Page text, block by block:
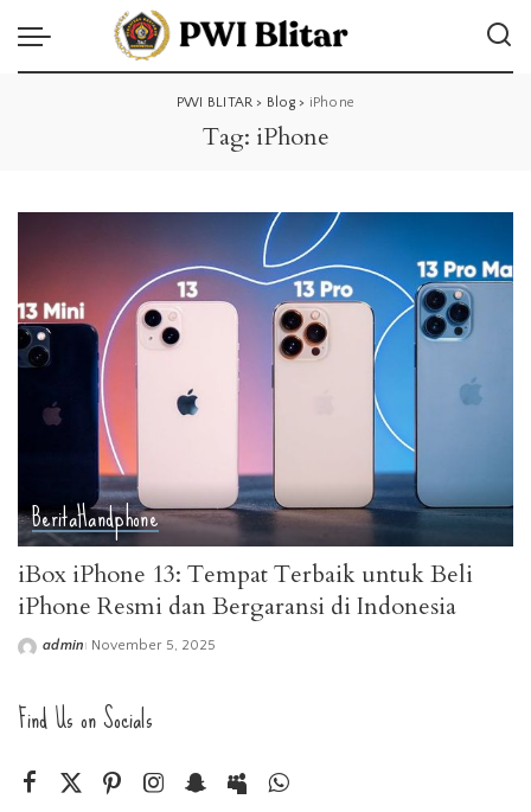
PWI BLITAR > Blog> iPhone
Tag: iPhone
BeritaHandphone
iBox iPhone 13: Tempat Terbaik untuk Beli
iPhone Resmi dan Bergaransi di Indonesia
Posted
admin November 5, 2025
Find Us on Socials